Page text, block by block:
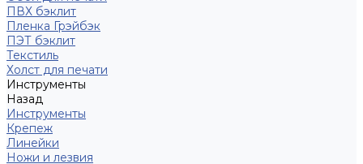
ПВХ бэклит
Пленка Грэйбэк
ПЭТ бэклит
Текстиль
Холст для печати
Инструменты
Назад
Инструменты
Крепеж
Линейки
Ножи и лезвия